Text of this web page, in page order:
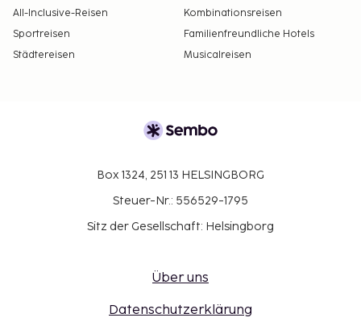
All-Inclusive-Reisen
Kombinationsreisen
Sportreisen
Familienfreundliche Hotels
Städtereisen
Musicalreisen
Box 1324, 251 13 HELSINGBORG
Steuer-Nr.: 556529-1795
Sitz der Gesellschaft: Helsingborg
Über uns
Datenschutzerklärung